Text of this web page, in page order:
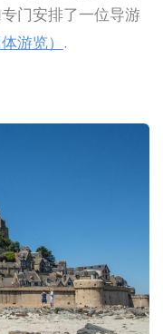
门安排了一位导游
游览） .